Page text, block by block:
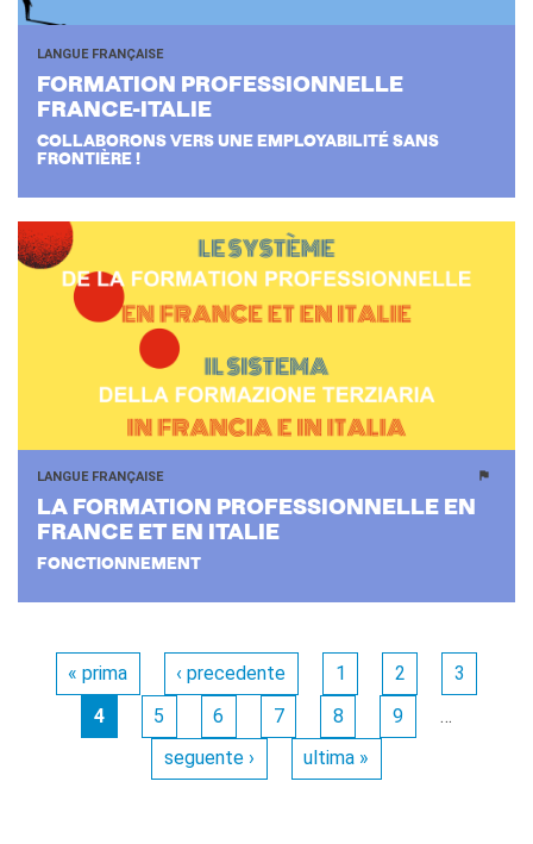
LANGUE FRANÇAISE
FOR­MA­TION PRO­FES­SION­NELLE
FRANCE-​ITALIE
COLLABORONS VERS UNE EMPLOYABILITÉ SANS
FRONTIÈRE !
LANGUE FRANÇAISE
LA FOR­MA­TION PRO­FES­SION­NELLE EN
FRANCE ET EN ITA­LIE
FONCTIONNEMENT
Pages« prima ‹ precedente 1 2
3
4
5 6 7 8 9
…
seguente ›
ultima »